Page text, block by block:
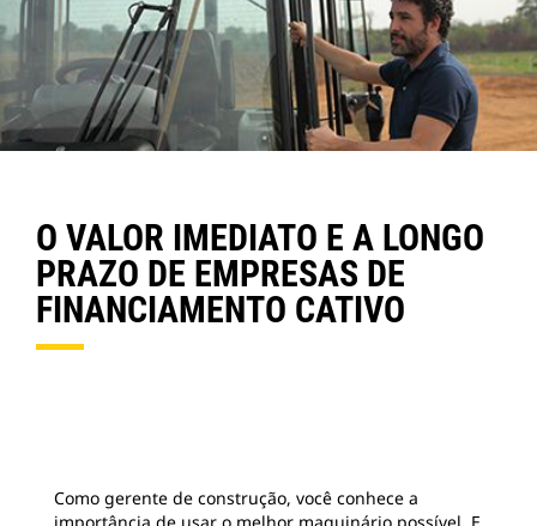
O VALOR IMEDIATO E A LONGO
PRAZO DE EMPRESAS DE
FINANCIAMENTO CATIVO
Como gerente de construção, você conhece a